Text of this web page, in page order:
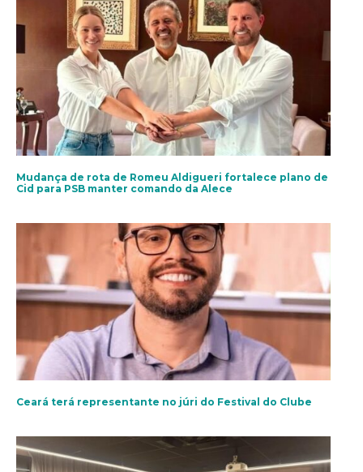
Mudança de rota de Romeu Aldigueri fortalece plano de
Cid para PSB manter comando da Alece
Ceará terá representante no júri do Festival do Clube